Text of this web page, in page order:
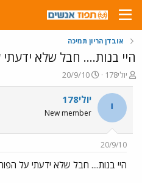
אובדן הריון תמיכה
היי בנות.... חבל שלא
פ
ו
ת
ח
ה
ו
ש
א
יולי178
פ
ו
ר
ם
ר
20/9/10
י יולי178
New member
20/9/10
היי בנות.... חבל שלא ידעתי על